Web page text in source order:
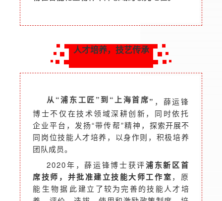
人才培养，技艺传承
从“浦东工匠”到“上海首席” ，薛运锋
博士不仅在技术领域深耕创新，同时依托
企业平台，发扬“带传帮”精神， 探索开展不
同岗位技能人才培养，以身作则，积极培养
团队成员。
2020年，薛运锋博士获评浦东新区首
席技师，并批准建立技能大师工作室，原
能生物据此建立了较为完善的技能人才培